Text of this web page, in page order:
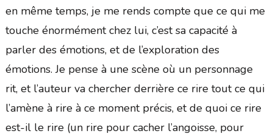
en même temps, je me rends compte que ce qui me
touche énormément chez lui, c’est sa capacité à
parler des émotions, et de l’exploration des
émotions. Je pense à une scène où un personnage
rit, et l’auteur va chercher derrière ce rire tout ce qui
l’amène à rire à ce moment précis, et de quoi ce rire
est-il le rire (un rire pour cacher l’angoisse, pour